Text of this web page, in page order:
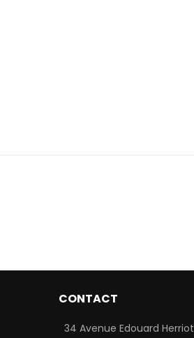
CONTACT
34 Avenue Edouard Herriot